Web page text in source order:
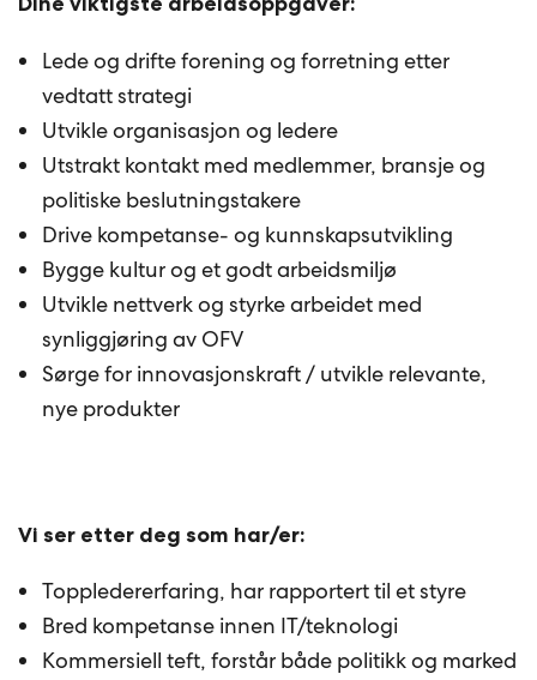
Lede og drifte forening og forretning etter
vedtatt strategi
Utvikle organisasjon og ledere
Utstrakt kontakt med medlemmer, bransje og
politiske beslutningstakere
Drive kompetanse- og kunnskapsutvikling
Bygge kultur og et godt arbeidsmiljø
Utvikle nettverk og styrke arbeidet med
synliggjøring av OFV
Sørge for innovasjonskraft / utvikle relevante,
nye produkter
Vi ser etter deg som har/er:
Toppledererfaring, har rapportert til et styre
Bred kompetanse innen IT/teknologi
Kommersiell teft, forstår både politikk og marked